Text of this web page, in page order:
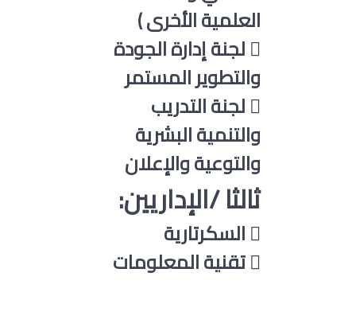
العلمية الأخرى )
 لجنة إدارة الجودة
والتطوير المستمر
 لجنة التدريب
والتنمية البشرية
والتوعية والإعلان
ثالثا /الإداريين:
 السكرتارية
 تقنية المعلومات